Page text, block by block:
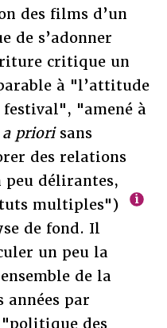
des films d’un
de s’adonner
critique un
à "l’attitude
"amené à
a priori sans
des relations
peu délirantes,
multiples")
de fond. Il
un peu la
de la
années par
des